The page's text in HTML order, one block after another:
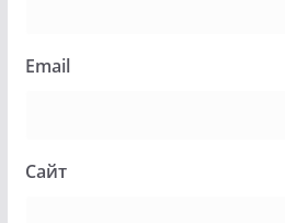
Email
Сайт